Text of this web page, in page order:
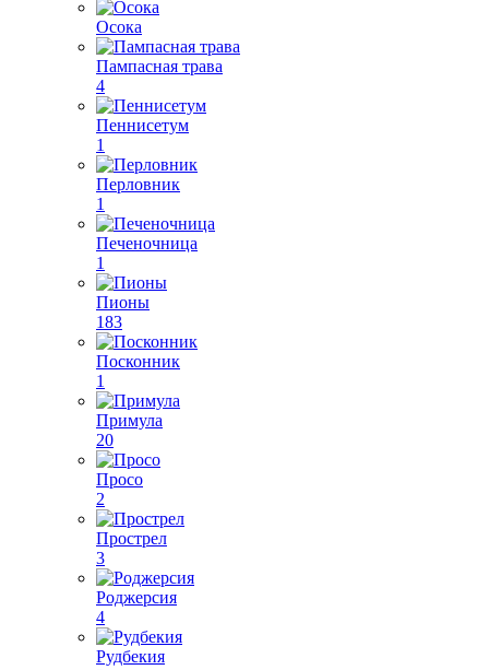
Осока
Пампасная трава
4
Пеннисетум
1
Перловник
1
Печеночница
1
Пионы
183
Посконник
1
Примула
20
Просо
2
Прострел
3
Роджерсия
4
Рудбекия